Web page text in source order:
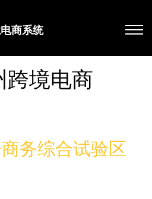
商系统
跨境电商
务综合试验区